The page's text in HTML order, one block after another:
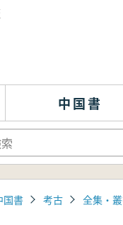
中国書
国書 考古 全集・